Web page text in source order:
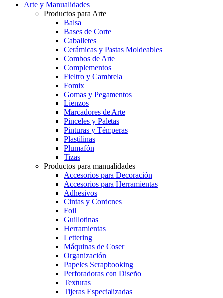
Arte y Manualidades
Productos para Arte
Balsa
Bases de Corte
Caballetes
Cerámicas y Pastas Moldeables
Combos de Arte
Complementos
Fieltro y Cambrela
Fomix
Gomas y Pegamentos
Lienzos
Marcadores de Arte
Pinceles y Paletas
Pinturas y Témperas
Plastilinas
Plumafón
Tizas
Productos para manualidades
Accesorios para Decoración
Accesorios para Herramientas
Adhesivos
Cintas y Cordones
Foil
Guillotinas
Herramientas
Lettering
Máquinas de Coser
Organización
Papeles Scrapbooking
Perforadoras con Diseño
Texturas
Tijeras Especializadas